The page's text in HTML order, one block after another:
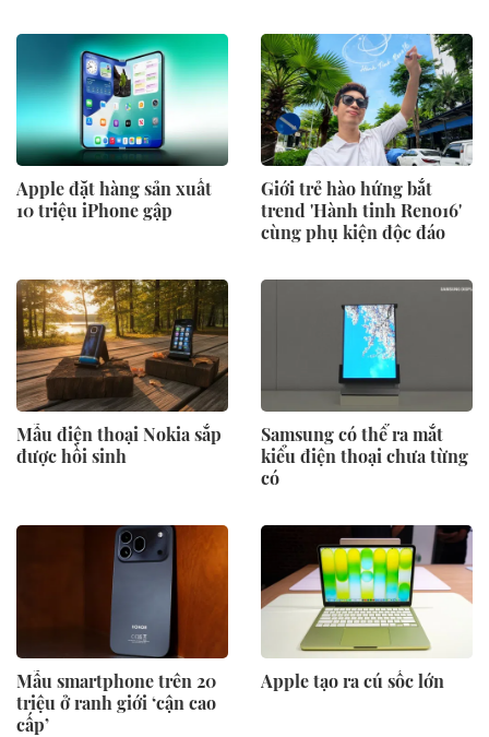
Apple đặt hàng sản xuất
10 triệu iPhone gập
Giới trẻ hào hứng bắt
trend 'Hành tinh Reno16'
cùng phụ kiện độc đáo
Mẫu điện thoại Nokia sắp
được hồi sinh
Samsung có thể ra mắt
kiểu điện thoại chưa từng
có
Mẫu smartphone trên 20
triệu ở ranh giới ‘cận cao
cấp’
Apple tạo ra cú sốc lớn